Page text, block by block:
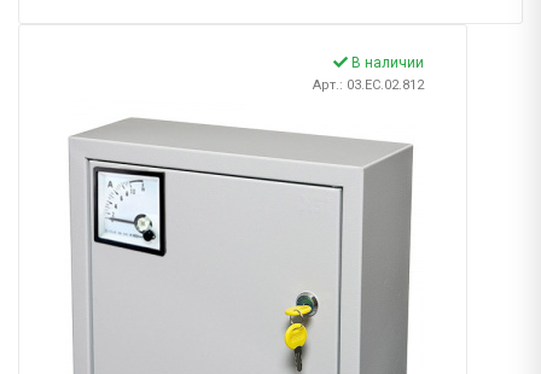
В наличии
Арт.: 03.EC.02.812